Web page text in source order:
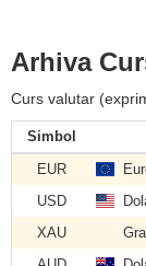
Arhiva
Curs valutar
Simbol
EUR
USD
XAU